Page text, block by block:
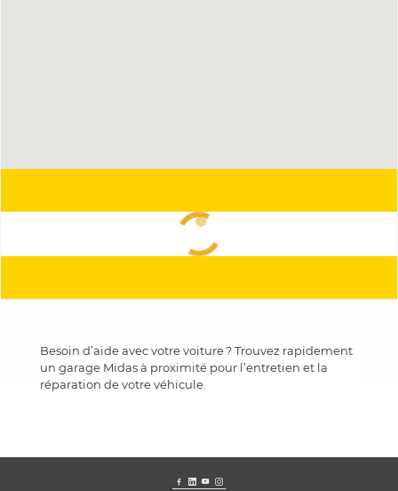
Besoin d’aide avec votre voiture ? Trouvez rapidement
un garage Midas à proximité pour l’entretien et la
réparation de votre véhicule.